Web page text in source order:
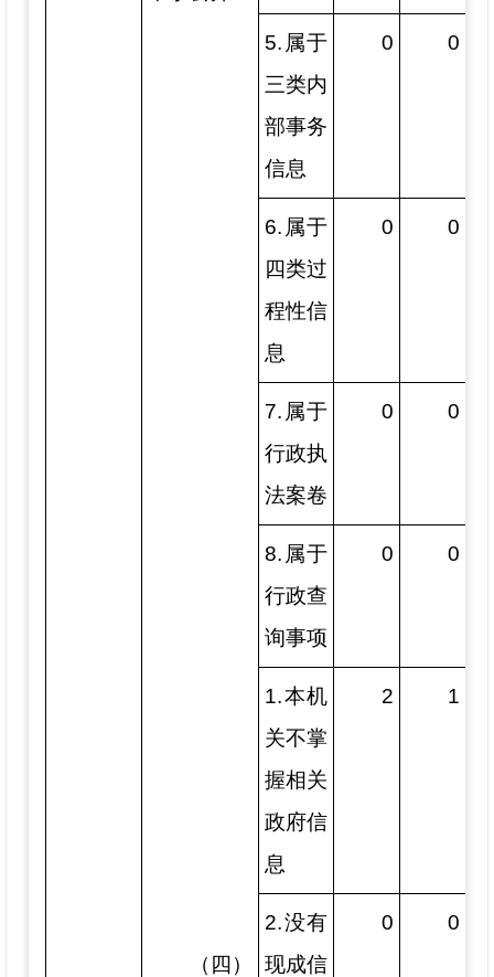
5.属于
三类内
部事务
信息
0 0
6.属于
四类过
程性信
息
0 0
7.属于
行政执
法案卷
0 0
8.属于
行政查
询事项
0 0
（四）
1.本机
关不掌
握相关
政府信
息
2 1
2.没有
现成信
0 0